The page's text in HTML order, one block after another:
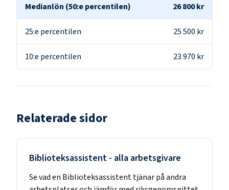
Medianlön (50:e percentilen) 26 800 kr
25:e percentilen 25 500 kr
10:e percentilen 23 970 kr
Relaterade sidor
Biblioteksassistent - alla arbetsgivare
Se vad en Biblioteksassistenttjänar på andra